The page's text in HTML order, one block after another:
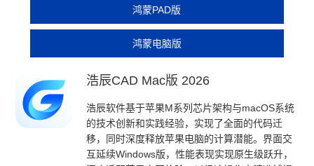
鸿蒙PAD版
鸿蒙电脑版
浩辰CAD Mac版 2026
浩辰软件基于苹果M系列芯片架构与macOS系统
的技术创新和实践经验，实现了全面的代码迁
移，同时深度释放苹果电脑的计算潜能。界面交
互延续Windows版，性能表现实现原生级跃升，